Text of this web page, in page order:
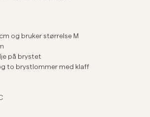
og bruker størrelse M
på brystet
to brystlommer med klaff